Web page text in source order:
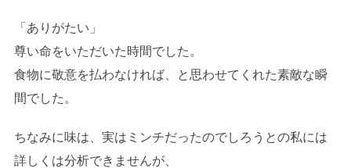
「ありがたい」
尊い命をいただいた時間でした。
食物に敬意を払わなければ、と思わせてくれた素敵な瞬
間でした。
ちなみに味は、実はミンチだったのでしろうとの私には
詳しくは分析できませんが、